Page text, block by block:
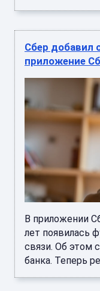
Сбер добавил
приложение
В приложении
лет появилась
связи. Об этом
банка. Теперь